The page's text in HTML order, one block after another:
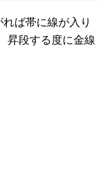
ば帯に線が入り
昇段する度に金線